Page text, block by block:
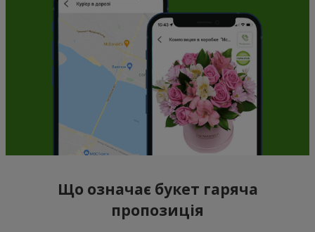
Що означає букет гаряча
пропозиція